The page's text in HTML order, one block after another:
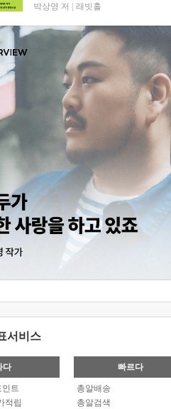
박상영 저 래빗홀
서비스
다
인트
적립
빠르다
총알배송
총알검색